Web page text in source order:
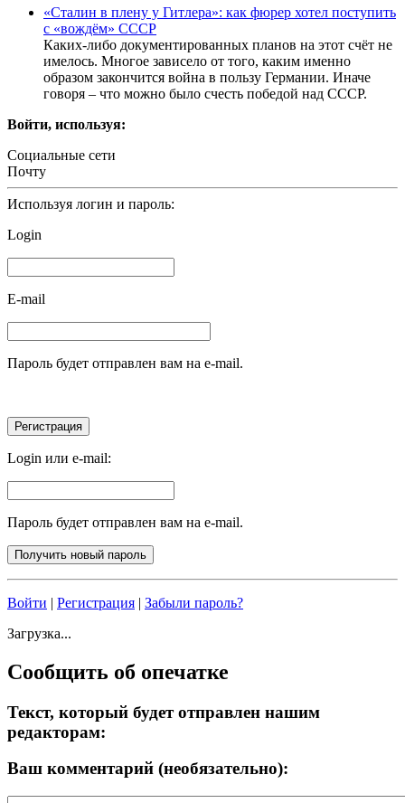
«Сталин в плену у Гитлера»: как фюрер хотел поступить
с «вождём» СССР
Каких-либо документированных планов на этот счёт не
имелось. Многое зависело от того, каким именно
образом закончится война в пользу Германии. Иначе
говоря – что можно было счесть победой над СССР.
Войти, используя:
Социальные сети
Почту
Используя логин и пароль:
Login
E-mail
Пароль будет отправлен вам на e-mail.
Login или e-mail:
Пароль будет отправлен вам на e-mail.
Войти | Регистрация | Забыли пароль?
Загрузка...
Сообщить об опечатке
Текст, который будет отправлен нашим
редакторам:
Ваш комментарий (необязательно):